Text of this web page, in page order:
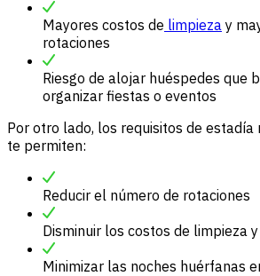
Mayores costos de limpieza y
rotaciones
Riesgo de alojar huéspedes que
organizar fiestas o eventos
Por otro lado, los requisitos de estadía
te permiten:
Reducir el número de rotaciones
Disminuir los costos de limpieza
Minimizar las noches huérfanas